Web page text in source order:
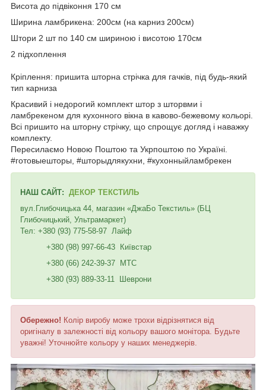
Висота до підвіконня 170 см
Ширина ламбрикена: 200см (на карниз 200см)
Штори 2 шт по 140 см шириною і висотою 170см
2 підхоплення
Кріплення: пришита шторна стрічка для гачків, під будь-який
тип карниза
Красивий і недорогий комплект штор з шторвми і
ламбрекеном для кухонного вікна в кавово-бежевому кольорі.
Всі пришито на шторну стрічку, що спрощує догляд і наважку
комплекту.
Пересилаємо Новою Поштою та Укрпоштою по Україні.
#готовыешторы, #шторыдлякухни, #кухонныйламбрекен
НАШ САЙТ: ДЕКОР ТЕКСТИЛЬ
вул.Глибочицька 44, магазин «ДжаБо Текстиль» (БЦ
Глибочицький, Ультрамаркет)
Тел: +380 (93) 775-58-97 Лайф
+380 (98) 997-66-43 Київстар
+380 (66) 242-39-37 МТС
+380 (93) 889-33-11 Шеврони
Обережно! Колір виробу може трохи відрізнятися від
оригіналу в залежності від кольору вашого монітора. Будьте
уважні! Уточнюйте кольору у наших менеджерів.